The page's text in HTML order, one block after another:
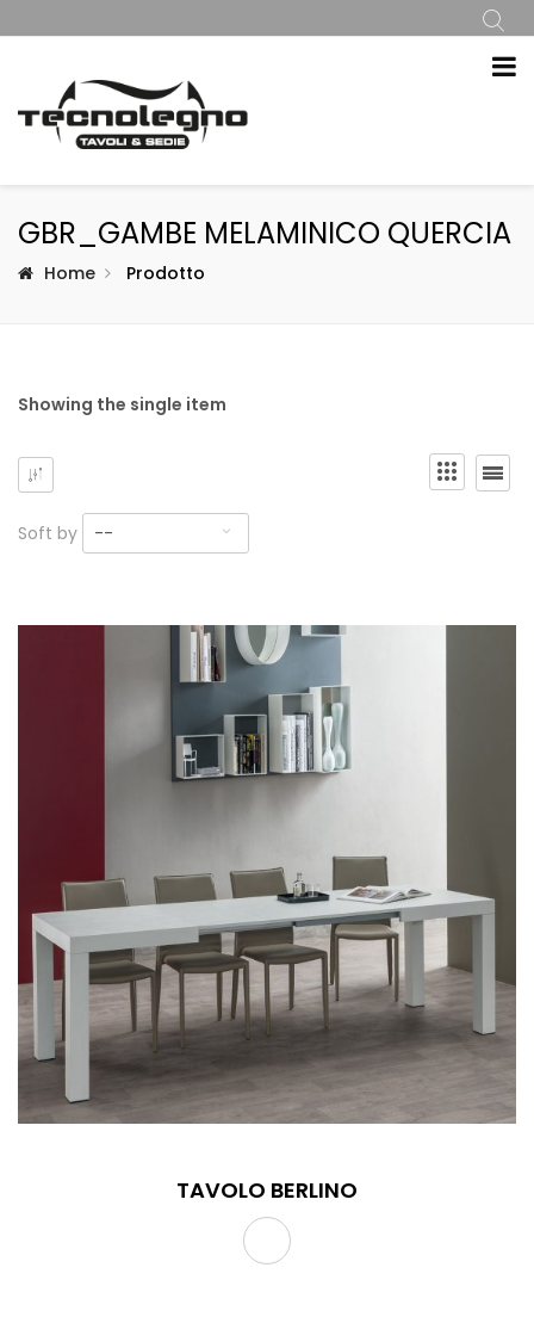
GBR_GAMBE MELAMINICO QUERCIA
Home Prodotto
Showing the single item
Soft by --
TAVOLO BERLINO